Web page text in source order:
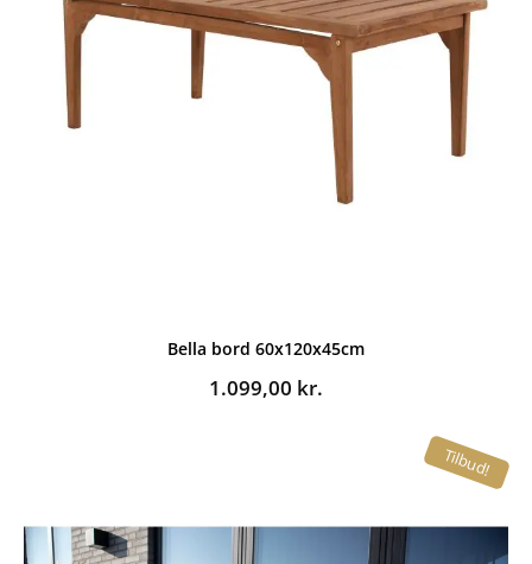
Bella bord 60x120x45cm
1.099,00 kr.
Tilbud!